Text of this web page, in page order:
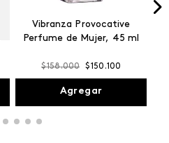
Vibranza Provocative
Perfume de Mujer, 45 ml
$158.000 $150 .100
Agregar